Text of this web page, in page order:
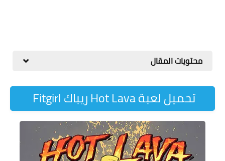
محتويات المقال
تحميل لعبة Hot Lava ريباك Fitgirl